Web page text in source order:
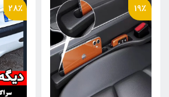
28٪ 27٪